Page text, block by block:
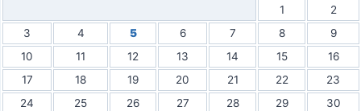
1
2
3
4 5 6 7 8
9
10
11 12 13 14 15
16
17
18 19 20 21 22
23
24
25 26 27 28 29
30